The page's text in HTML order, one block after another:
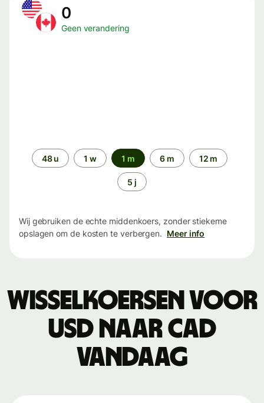
0
Geen verandering
Periode48 u 1 w 1 m 6 m 12 m
5 j
Wij gebruiken de echte middenkoers, zonder stiekeme
opslagen om de kosten te verbergen. Meer info
Wisselkoersen voor
USD naar CAD
vandaag